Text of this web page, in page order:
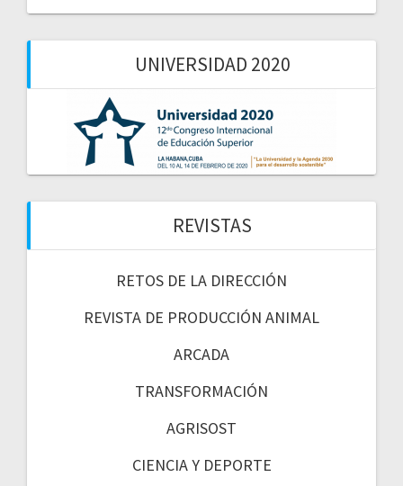
UNIVERSIDAD 2020
REVISTAS
RETOS DE LA DIRECCIÓN
REVISTA DE PRODUCCIÓN ANIMAL
ARCADA
TRANSFORMACIÓN
AGRISOST
CIENCIA Y DEPORTE